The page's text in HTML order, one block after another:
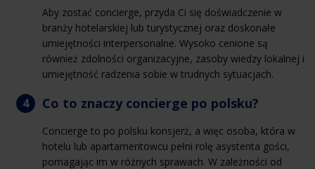
Aby zostać concierge, przyda Ci się doświadczenie w
branży hotelarskiej lub turystycznej oraz doskonałe
umiejętności interpersonalne. Wysoko cenione są
również zdolności organizacyjne, zasoby wiedzy lokalnej i
umiejętność radzenia sobie w trudnych sytuacjach.
Co to znaczy concierge po polsku?
Concierge to po polsku konsjerż, a więc osoba, która w
hotelu lub apartamentowcu pełni rolę asystenta gości,
pomagając im w różnych sprawach. W zależności od